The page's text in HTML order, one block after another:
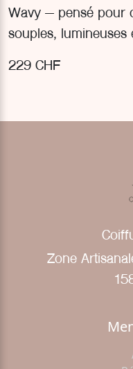
Wavy – pensé pour
souples, lumineuses
229 CHF
Zone